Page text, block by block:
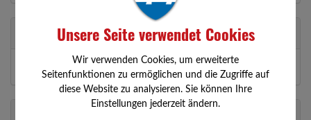
Unsere Seite verwendet Cookies
Wir verwenden Cookies, um erweiterte
Seitenfunktionen zu ermöglichen und die Zugriffe auf
diese Website zu analysieren. Sie können Ihre
Einstellungen jederzeit ändern.